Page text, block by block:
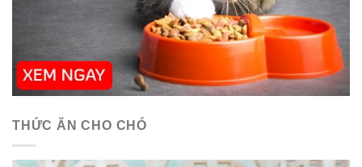
THỨC ĂN CHO CHÓ